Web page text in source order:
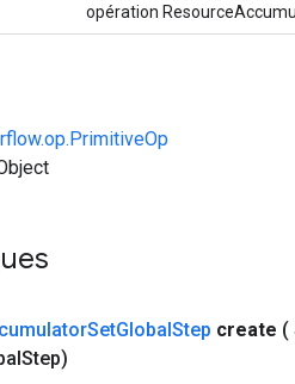
opération
SetGlobalStep create (
Step)